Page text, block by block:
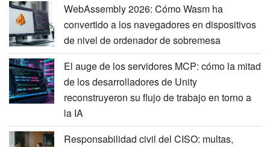
WebAssembly 2026: Cómo Wasm ha
convertido a los navegadores en dispositivos
de nivel de ordenador de sobremesa
El auge de los servidores MCP: cómo la mitad
de los desarrolladores de Unity
reconstruyeron su flujo de trabajo en torno a
la IA
Responsabilidad civil del CISO: multas,